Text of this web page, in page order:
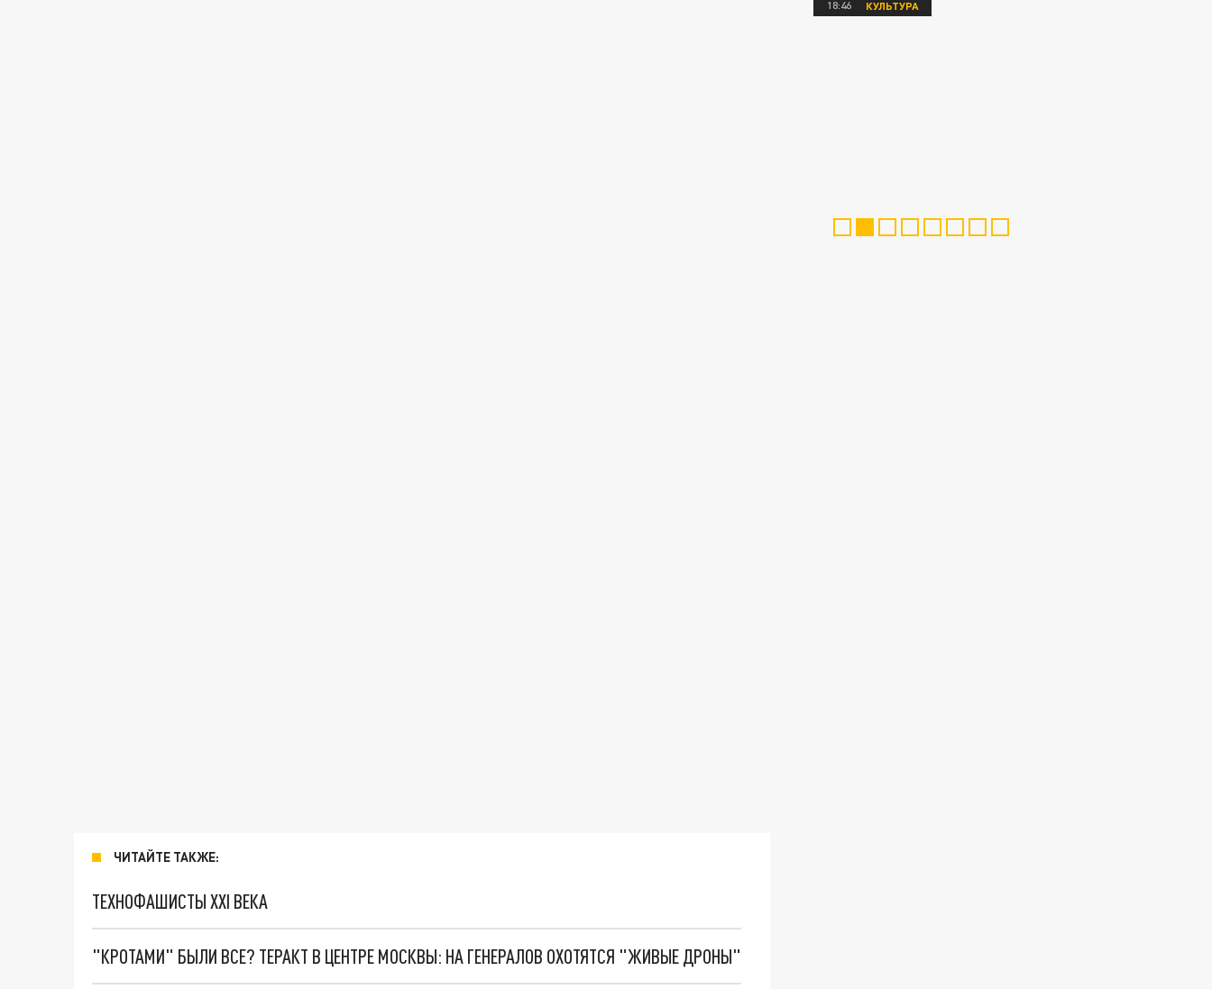
ЧИТАЙТЕ ТАКЖЕ:
ТЕХНОФАШИСТЫ XXI ВЕКА
"КРОТАМИ" БЫЛИ ВСЕ? ТЕРАКТ В ЦЕНТРЕ МОСКВЫ: НА ГЕНЕРАЛОВ ОХОТЯТСЯ "ЖИВЫЕ ДРОНЫ"
18:46 КУЛЬТУРА